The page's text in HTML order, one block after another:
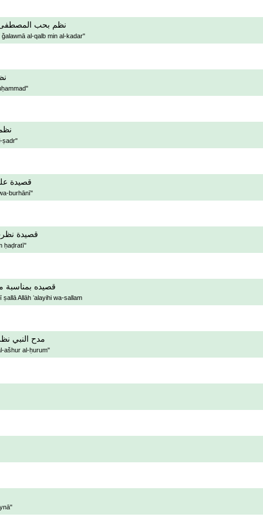
نظم بحب المصطفى
al-qalb min al-kadar"
ṣadr"
قصيدة
burhānī"
قصيدة
ḥaḍratī"
قصيده بمناسبة
Allāh ʻalayihi wa-sallam
مدح النبي
ašhur al-ḥurum"